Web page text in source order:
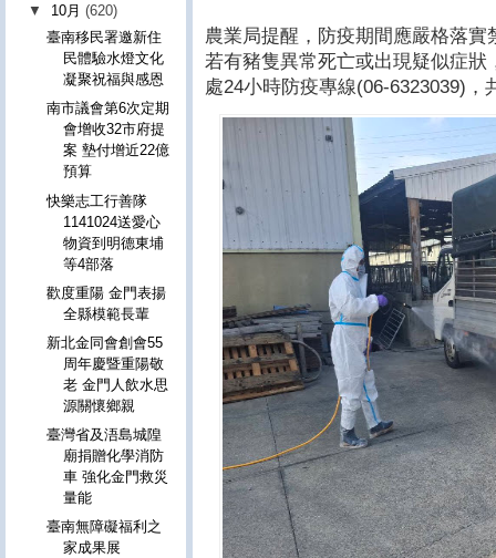
農業局提醒，防疫期間應嚴格落
若有豬隻異常死亡或出現疑似症
處24小時防疫專線(06-6323039)
▼ 10月(620)
臺南移民署邀新住
民體驗水燈文化
凝聚祝福與感恩
南市議會第6次定期
會增收32市府提
案 墊付增近22億
預算
快樂志工行善隊
1141024送愛心
物資到明德東埔
等4部落
歡度重陽 金門表揚
全縣模範長輩
新北金同會創會55
周年慶暨重陽敬
老 金門人飲水思
源關懷鄉親
臺灣省及浯島城隍
廟捐贈化學消防
車 強化金門救災
量能
臺南無障礙福利之
家成果展